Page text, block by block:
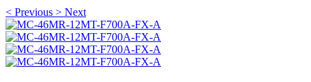
< Previous > Next